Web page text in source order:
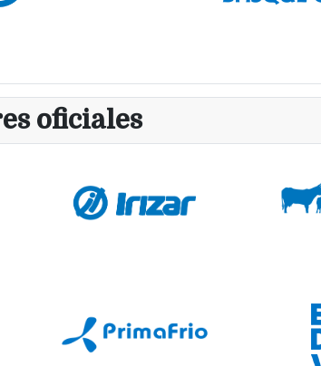
oficiales